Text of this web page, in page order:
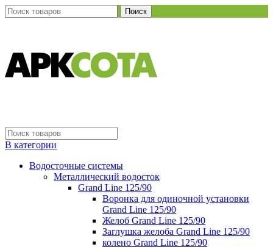
Поиск
В категории
Водосточные системы
Металлический водосток
Grand Line 125/90
Воронка для одиночной установки
Grand Line 125/90
Желоб Grand Line 125/90
Заглушка желоба Grand Line 125/90
колено Grand Line 125/90